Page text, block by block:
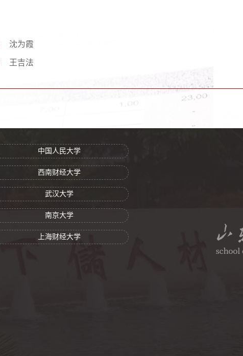
沈为霞
王吉法
中国人民大学
西南财经大学
武汉大学
南京大学
上海财经大学